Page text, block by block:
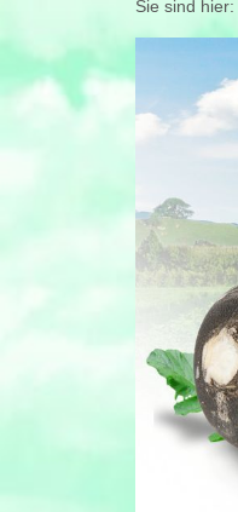
Sie sind hier: